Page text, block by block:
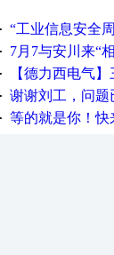
· “工业信息安全周之我见”
· 7月7与安川来“
· 【德力西电气】三
· 谢谢刘工，问题
· 等的就是你！快来